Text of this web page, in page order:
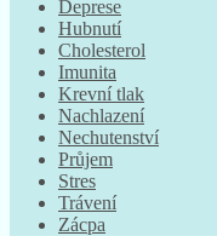
Deprese
Hubnutí
Cholesterol
Imunita
Krevní tlak
Nachlazení
Nechutenství
Průjem
Stres
Trávení
Zácpa